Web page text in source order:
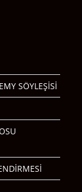
SÖYLEŞİSİ